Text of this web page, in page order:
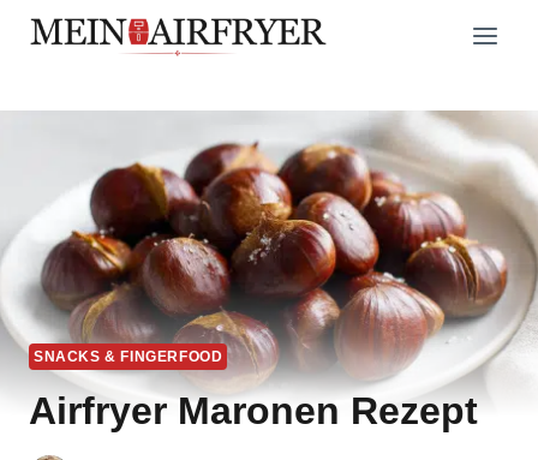
Zum
Inhalt
SNACKS & FINGERFOOD
Airfryer Maronen Rezept